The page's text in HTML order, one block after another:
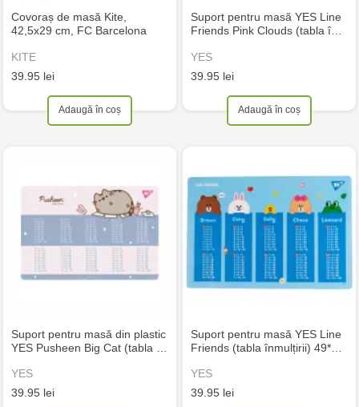
Covoraș de masă Kite,
42,5x29 cm, FC Barcelona
KITE
39.95 lei
Adaugă în coș
Suport pentru masă YES Line
Friends Pink Clouds (tabla î…
YES
39.95 lei
Adaugă în coș
Suport pentru masă din plastic
YES Pusheen Big Cat (tabla …
YES
39.95 lei
Suport pentru masă YES Line
Friends (tabla înmulțirii) 49*…
YES
39.95 lei